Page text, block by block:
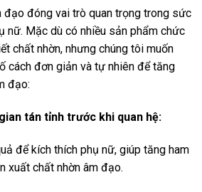
đạo đóng vai trò quan trọng trong sức
nữ. Mặc dù có nhiều sản phẩm chức
chất nhờn, nhưng chúng tôi muốn
cách đơn giản và tự nhiên để tăng
đạo:
tán tỉnh trước khi quan hệ:
để kích thích phụ nữ, giúp tăng ham
xuất chất nhờn âm đạo.